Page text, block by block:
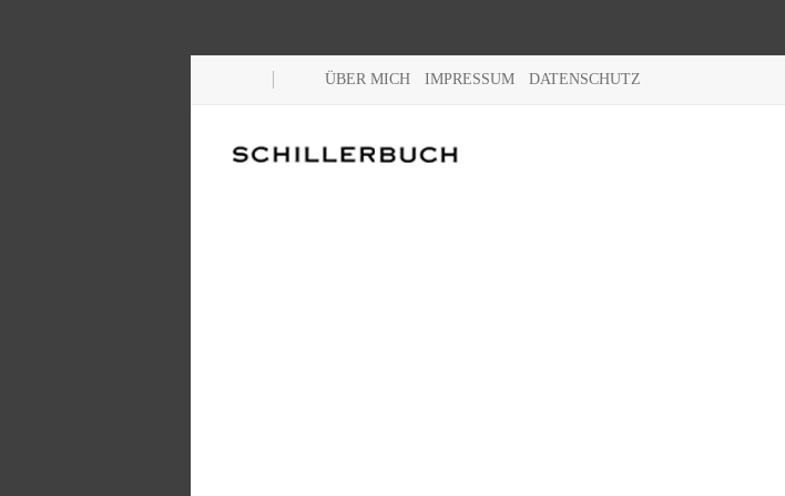
ÜBER MICH IMPRESSUM DATENSCHUTZ